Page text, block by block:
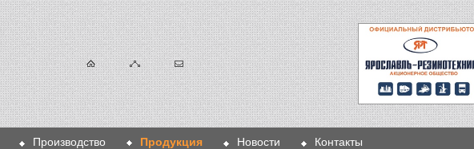
Производство Продукция Новости Контакты